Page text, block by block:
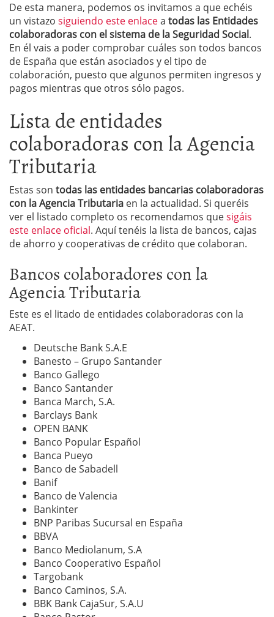
De esta manera, podemos os invitamos a que echéis
un vistazo siguiendo este enlacea todas las Entidades
colaboradoras con el sistema de la Seguridad Social.
En él vais a poder comprobar cuáles son todos bancos
de España que están asociados y el tipo de
colaboración, puesto que algunos permiten ingresos y
pagos mientras que otros sólo pagos.
Lista de entidades
colaboradoras con la Agencia
Tributaria
Estas son todas las entidades bancarias colaboradoras
con la Agencia Tributaria en la actualidad. Si queréis
ver el listado completo os recomendamos quesigáis
este enlace oficial. Aquí tenéis la lista de bancos, cajas
de ahorro y cooperativas de crédito que colaboran.
Bancos colaboradores con la
Agencia Tributaria
Este es el litado de entidades colaboradoras con la
AEAT.
Deutsche Bank S.A.E
Banesto – Grupo Santander
Banco Gallego
Banco Santander
Banca March, S.A.
Barclays Bank
OPEN BANK
Banco Popular Español
Banca Pueyo
Banco de Sabadell
Banif
Banco de Valencia
Bankinter
BNP Paribas Sucursal en España
BBVA
Banco Mediolanum, S.A
Banco Cooperativo Español
Targobank
Banco Caminos, S.A.
BBK Bank CajaSur, S.A.U